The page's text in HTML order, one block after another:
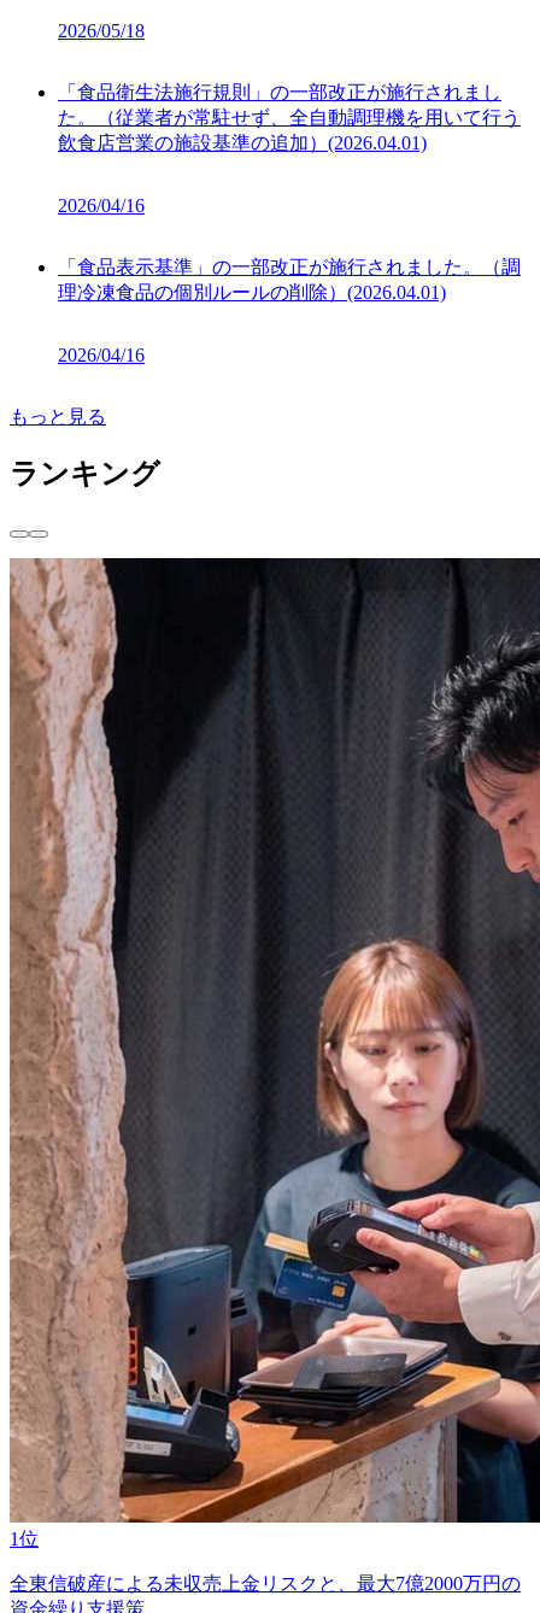
2026/05/18
「食品衛生法施行規則」の一部改正が施行されまし
た。（従業者が常駐せず、全自動調理機を用いて行う
飲食店営業の施設基準の追加）(2026.04.01)
2026/04/16
「食品表示基準」の一部改正が施行されました。（調
理冷凍食品の個別ルールの削除）(2026.04.01)
2026/04/16
もっと見る
ランキング
1位
全東信破産による未収売上金リスクと、最大7億2000万円の
資金繰り支援策